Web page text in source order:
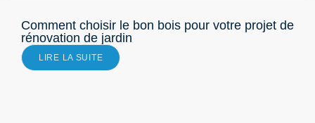
Comment choisir le bon bois pour votre projet de
rénovation de jardin
LIRE LA SUITE